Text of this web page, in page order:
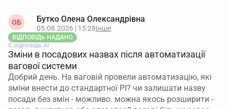
ОБ Бутко Олена Олександрівна
05.08.2026 | 15:28Інше
ВІДПОВІДЬ НАДАНО
Є відповідь АІ
Зміни в посадових назвах після автоматизації
вагової системи
Добрий день. На ваговій провели автоматизацію, які
зміни внести до стандартної РІ? чи залишати назву
посади без змін - можливо. можна якось розширити -